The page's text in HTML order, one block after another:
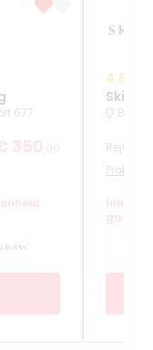
677
350 ,00
4.8
Profiel
gaan